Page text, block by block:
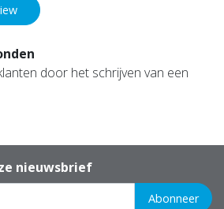
door het schrijven van een
nieuwsbrief
Abonneer